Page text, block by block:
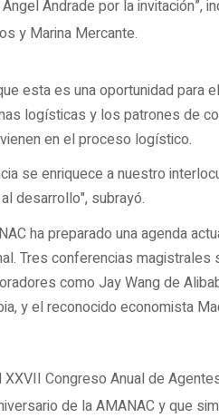
Andrade por la invitación”,
y Marina Mercante.
esta es una oportunidad para
logísticas y los patrones de
en el proceso logístico.
se enriquece a nuestro
desarrollo", subrayó.
ha preparado una agenda
Tres conferencias magistrales
como Jay Wang de
y el reconocido economista
Congreso Anual de
de la AMANAC y que